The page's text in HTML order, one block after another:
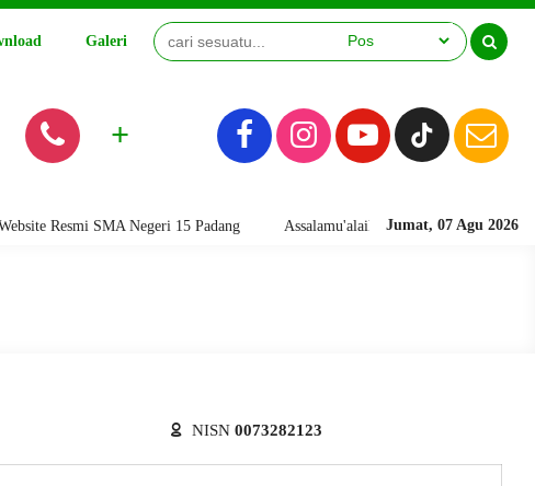
Galeri Video
+
Jumat, 07 Agu 2026
Resmi SMA Negeri 15 Padang Assalamu'alaikum warahmatullahi
NISN 0073282123